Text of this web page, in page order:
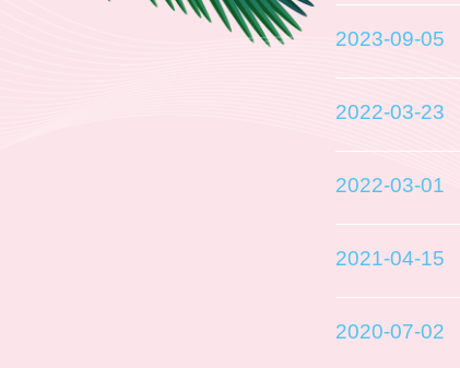
2023-09-05
2022-03-23
2022-03-01
2021-04-15
2020-07-02